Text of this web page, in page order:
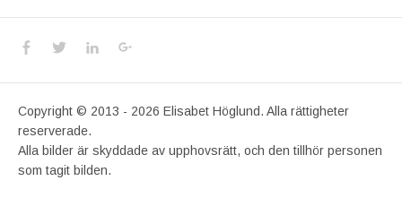
Social Media Profiles
Facebook
TwitterLinkedIn
Copyright © 2013 - 2026 Elisabet Höglund. Alla rättigheter
reserverade.
Alla bilder är skyddade av upphovsrätt, och den tillhör personen
som tagit bilden.